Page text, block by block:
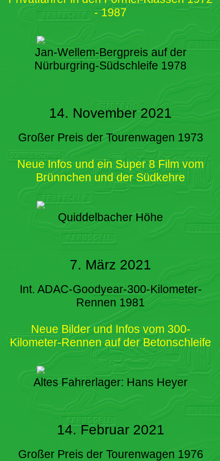
- 1987
Jan-Wellem-Bergpreis auf der
Nürburgring-Südschleife 1978
14. November 2021
Großer Preis der Tourenwagen 1973
Neue Infos und ein Super 8 Film vom
Brünnchen und der Südkehre
Quiddelbacher Höhe
7. März 2021
Int. ADAC-Goodyear-300-Kilometer-
Rennen 1981
Neue Bilder und Infos vom 300-
Kilometer-Rennen auf der Betonschleife
Altes Fahrerlager: Hans Heyer
14. Februar 2021
Großer Preis der Tourenwagen 1976